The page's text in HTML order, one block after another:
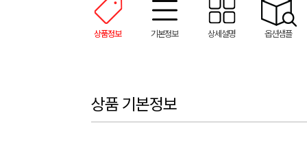
상품정보 기본정보 상세설명 옵션샘플
상품 기본정보